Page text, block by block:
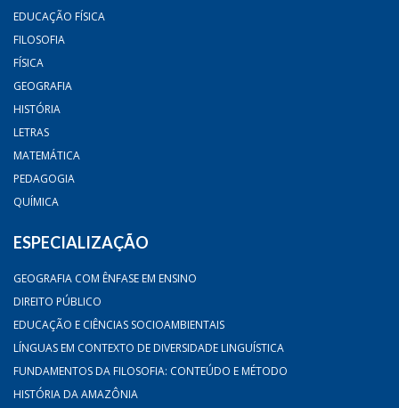
EDUCAÇÃO FÍSICA
FILOSOFIA
FÍSICA
GEOGRAFIA
HISTÓRIA
LETRAS
MATEMÁTICA
PEDAGOGIA
QUÍMICA
ESPECIALIZAÇÃO
GEOGRAFIA COM ÊNFASE EM ENSINO
DIREITO PÚBLICO
EDUCAÇÃO E CIÊNCIAS SOCIOAMBIENTAIS
LÍNGUAS EM CONTEXTO DE DIVERSIDADE LINGUÍSTICA
FUNDAMENTOS DA FILOSOFIA: CONTEÚDO E MÉTODO
HISTÓRIA DA AMAZÔNIA